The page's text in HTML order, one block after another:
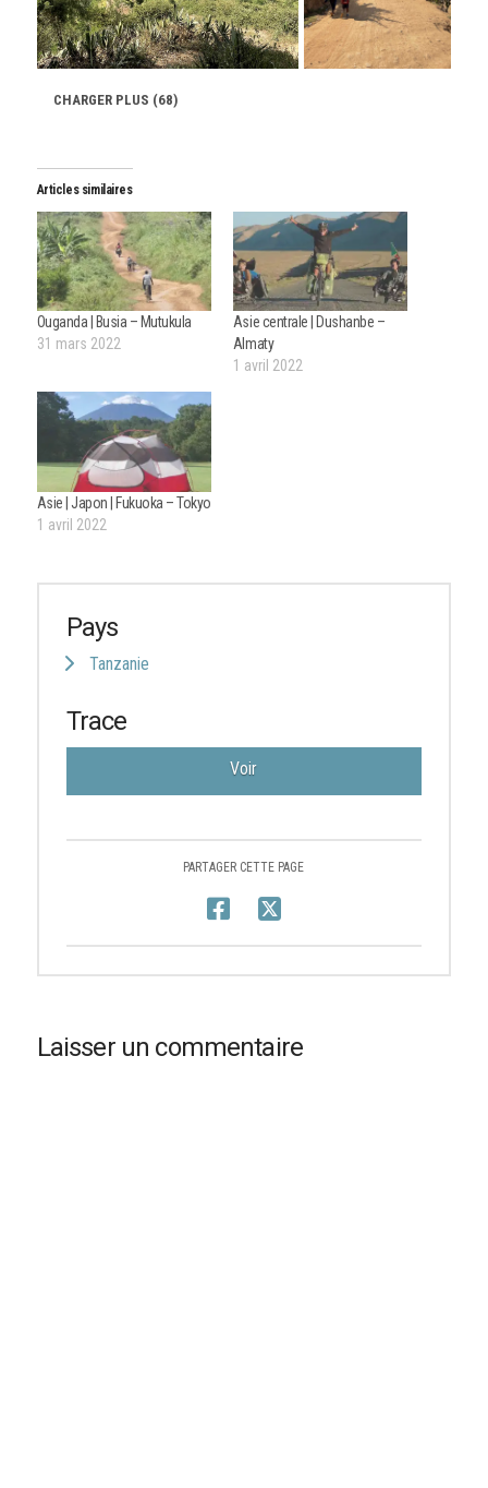
CHARGER PLUS (68)
Articles similaires
Ouganda | Busia – Mutukula
31 mars 2022
Asie centrale | Dushanbe –
Almaty
1 avril 2022
Asie | Japon | Fukuoka – Tokyo
1 avril 2022
Pays
Tanzanie
Trace
Voir
PARTAGER CETTE PAGE
Laisser un commentaire